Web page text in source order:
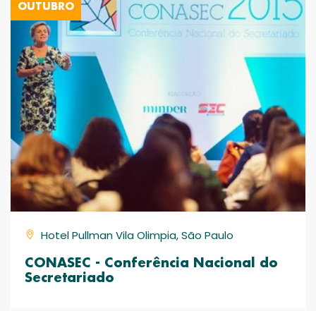
OUTUBRO
Hotel Pullman Vila Olimpia, São Paulo
CONASEC - Conferência Nacional do
Secretariado